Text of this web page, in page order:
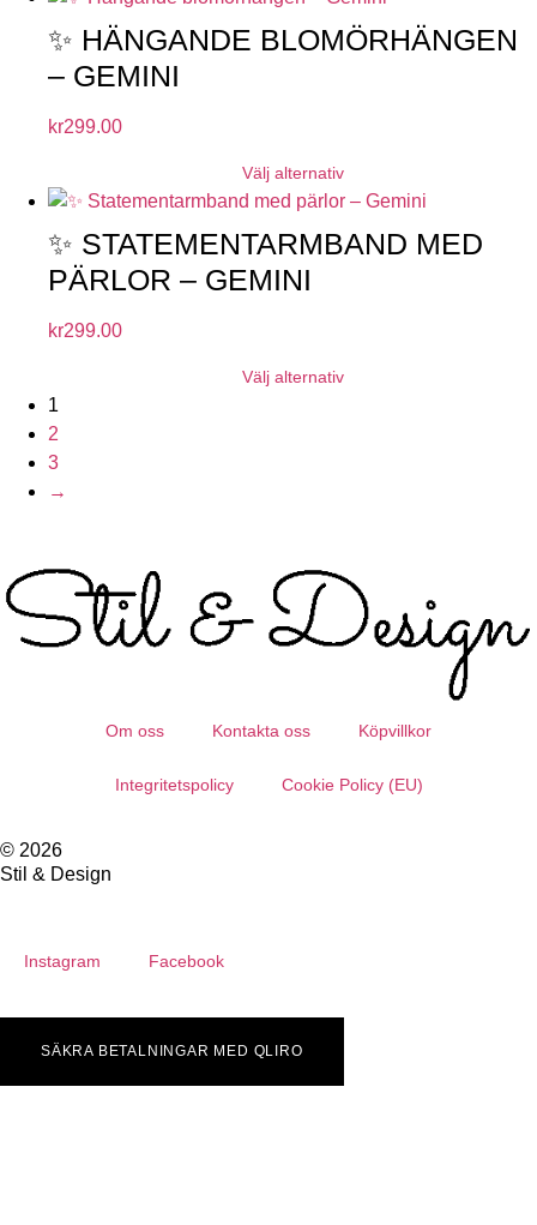
✨ HÄNGANDE BLOMÖRHÄNGEN
– GEMINI
kr299.00
Välj alternativ
✨ STATEMENTARMBAND MED
PÄRLOR – GEMINI
kr299.00
Välj alternativ
1
2
3
→
Om oss Kontakta oss Köpvillkor
Integritetspolicy Cookie Policy (EU)
© 2026
Stil & Design
Instagram Facebook
SÄKRA BETALNINGAR MED QLIRO